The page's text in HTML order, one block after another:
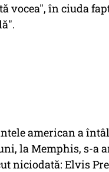
vocea", în ciuda
american a
la Memphis, s-a
niciodată: Elvis